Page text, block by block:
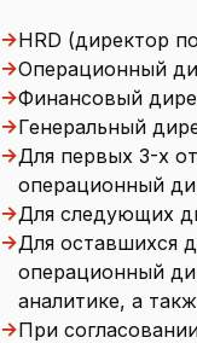
→HRD (директор
→Операционный
→Финансовый
→Генеральный
→Для первых 3-х
операционный
→Для следующих
→Для оставшихся
операционный
аналитике, а
→При